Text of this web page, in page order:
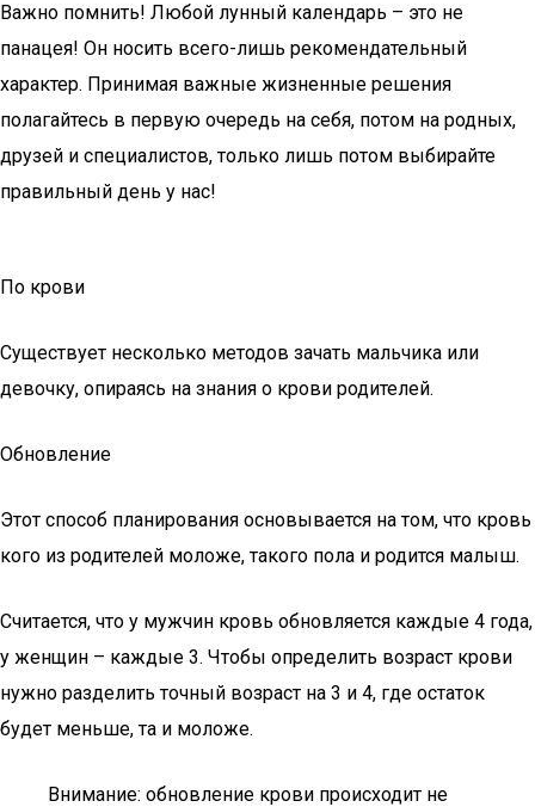
Важно помнить! Любой лунный календарь – это не
панацея! Он носить всего-лишь рекомендательный
характер. Принимая важные жизненные решения
полагайтесь в первую очередь на себя, потом на родных,
друзей и специалистов, только лишь потом выбирайте
правильный день у нас!
По крови
Существует несколько методов зачать мальчика или
девочку, опираясь на знания о крови родителей.
Обновление
Этот способ планирования основывается на том, что кровь
кого из родителей моложе, такого пола и родится малыш.
Считается, что у мужчин кровь обновляется каждые 4 года,
у женщин – каждые 3. Чтобы определить возраст крови
нужно разделить точный возраст на 3 и 4, где остаток
будет меньше, та и моложе.
Внимание: обновление крови происходит не